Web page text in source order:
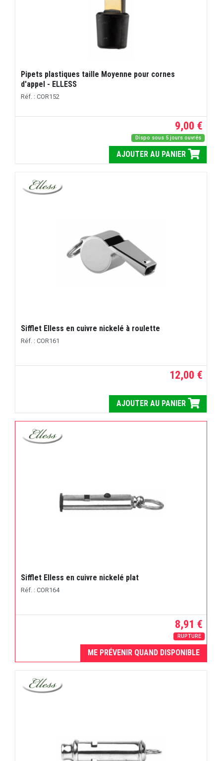
Pipets plastiques taille Moyenne pour cornes
d'appel - ELLESS
Réf. : COR152
9,00 €
Dispo sous 5 jours ouvrés
AJOUTER AU PANIER
Sifflet Elless en cuivre nickelé à roulette
Réf. : COR161
12,00 €
AJOUTER AU PANIER
Sifflet Elless en cuivre nickelé plat
Réf. : COR164
8,91 €
RUPTURE
ME PRÉVENIR QUAND DISPONIBLE